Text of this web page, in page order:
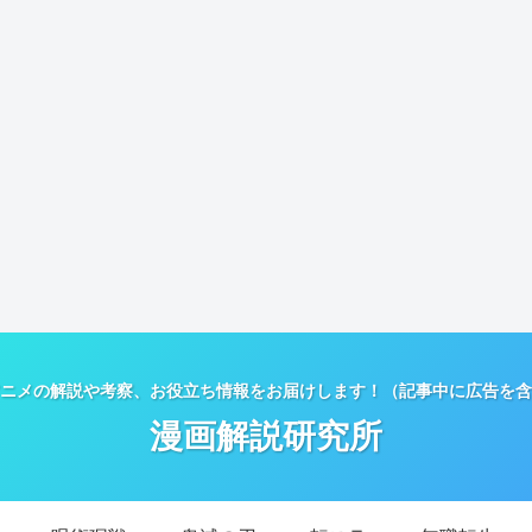
メの解説や考察、お役立ち情報をお届けします！（記事中に広告を
漫画解説研究所